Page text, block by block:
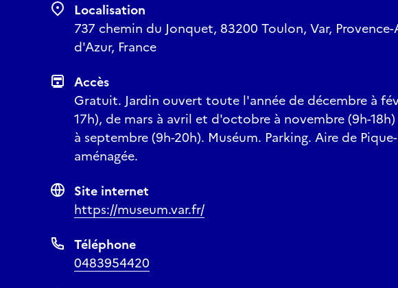
Localisation
737 chemin du Jonquet, 83200 Toulon, Var,
d'Azur, France
Accès
Gratuit. Jardin ouvert toute l'année de décembre à
17h), de mars à avril et d'octobre à novembre (9h-
à septembre (9h-20h). Muséum. Parking. Aire de
aménagée.
Site internet
https://museum.var.fr/
Téléphone
0483954420